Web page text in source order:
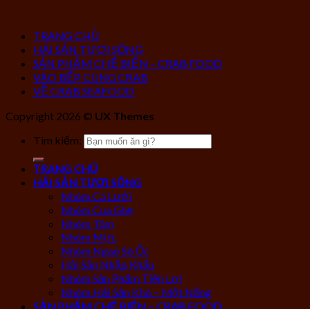
TRANG CHỦ
HẢI SẢN TƯƠI SỐNG
SẢN PHẨM CHẾ BIẾN – CRAB FOOD
VÀO BẾP CÙNG CRAB
VỀ CRAB SEAFOOD
Copyright 2026 © UX Themes
Tìm kiếm:
TRANG CHỦ
HẢI SẢN TƯƠI SỐNG
Nhóm Cá Lưới
Nhóm Cua Ghẹ
Nhóm Tôm
Nhóm Mực
Nhóm Ngao Sò Ốc
Hải Sản Nhập Khẩu
Nhóm Sản Phẩm Tiện Lợi
Nhóm Hải Sản Khô – Một Nắng
SẢN PHẨM CHẾ BIẾN – CRAB FOOD